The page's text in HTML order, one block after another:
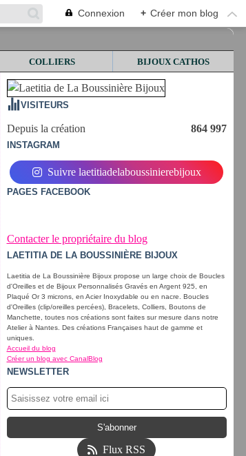
Connexion + Créer mon blog
COLLIERS BIJOUX CATHOS
VISITEURS
Depuis la création 864 997
INSTAGRAM
Suivre laetitiadelaboussinierebijoux
PAGES FACEBOOK
Contacter le propriétaire du blog
LAETITIA DE LA BOUSSINIÈRE BIJOUX
Laetitia de La Boussinière Bijoux propose un large choix de Boucles
d'Oreilles et de Bijoux Personnalisés Gravés en Argent 925, en
Plaqué Or 3 microns, en Acier Inoxydable ou en nacre. Boucles
d'Oreilles (clip/oreilles percées), Bracelets, Colliers, Boutons de
Manchette, toutes nos créations sont faites sur mesure dans notre
Atelier à Nantes. Des créations Françaises haut de gamme et
uniques.
Accueil du blog
Créer un blog avec CanalBlog
NEWSLETTER
Flux RSS